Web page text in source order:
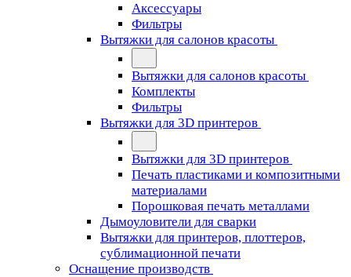
Аксессуары
Фильтры
Вытяжки для салонов красоты
Вытяжки для салонов красоты
Комплекты
Фильтры
Вытяжки для 3D принтеров
Вытяжки для 3D принтеров
Печать пластиками и композитными
материалами
Порошковая печать металлами
Дымоуловители для сварки
Вытяжки для принтеров, плоттеров,
сублимационной печати
Оснащение производств